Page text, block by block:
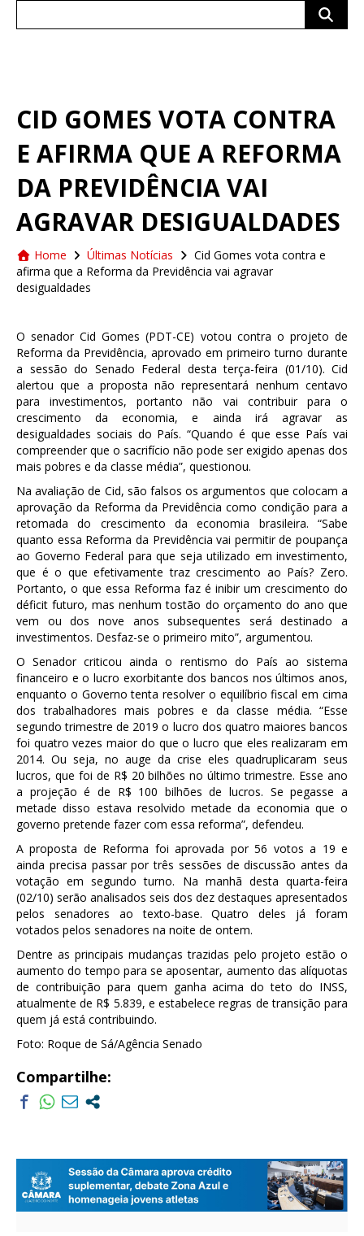
CID GOMES VOTA CONTRA
E AFIRMA QUE A REFORMA
DA PREVIDÊNCIA VAI
AGRAVAR DESIGUALDADES
Home Últimas Notícias
Cid Gomes vota contra e
afirma que a Reforma da Previdência vai agravar
desigualdades
O senador Cid Gomes (PDT-CE) votou contra o projeto de
Reforma da Previdência, aprovado em primeiro turno durante
a sessão do Senado Federal desta terça-feira (01/10). Cid
alertou que a proposta não representará nenhum centavo
para investimentos, portanto não vai contribuir para o
crescimento da economia, e ainda irá agravar as
desigualdades sociais do País. “Quando é que esse País vai
compreender que o sacrifício não pode ser exigido apenas dos
mais pobres e da classe média”, questionou.
Na avaliação de Cid, são falsos os argumentos que colocam a
aprovação da Reforma da Previdência como condição para a
retomada do crescimento da economia brasileira. “Sabe
quanto essa Reforma da Previdência vai permitir de poupança
ao Governo Federal para que seja utilizado em investimento,
que é o que efetivamente traz crescimento ao País? Zero.
Portanto, o que essa Reforma faz é inibir um crescimento do
déficit futuro, mas nenhum tostão do orçamento do ano que
vem ou dos nove anos subsequentes será destinado a
investimentos. Desfaz-se o primeiro mito”, argumentou.
O Senador criticou ainda o rentismo do País ao sistema
financeiro e o lucro exorbitante dos bancos nos últimos anos,
enquanto o Governo tenta resolver o equilíbrio fiscal em cima
dos trabalhadores mais pobres e da classe média. “Esse
segundo trimestre de 2019 o lucro dos quatro maiores bancos
foi quatro vezes maior do que o lucro que eles realizaram em
2014. Ou seja, no auge da crise eles quadruplicaram seus
lucros, que foi de R$ 20 bilhões no último trimestre. Esse ano
a projeção é de R$ 100 bilhões de lucros. Se pegasse a
metade disso estava resolvido metade da economia que o
governo pretende fazer com essa reforma”, defendeu.
A proposta de Reforma foi aprovada por 56 votos a 19 e
ainda precisa passar por três sessões de discussão antes da
votação em segundo turno. Na manhã desta quarta-feira
(02/10) serão analisados seis dos dez destaques apresentados
pelos senadores ao texto-base. Quatro deles já foram
votados pelos senadores na noite de ontem.
Dentre as principais mudanças trazidas pelo projeto estão o
aumento do tempo para se aposentar, aumento das alíquotas
de contribuição para quem ganha acima do teto do INSS,
atualmente de R$ 5.839, e estabelece regras de transição para
quem já está contribuindo.
Foto: Roque de Sá/Agência Senado
Compartilhe: